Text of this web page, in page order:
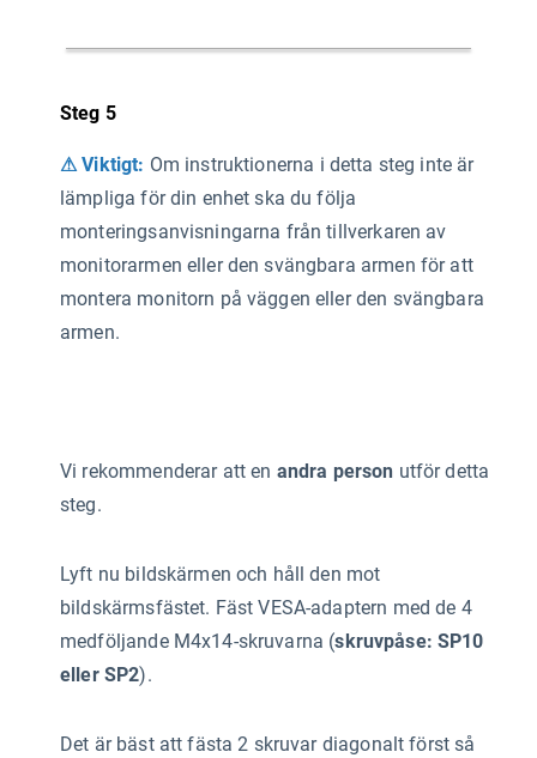
Steg 5
⚠ Viktigt: Om instruktionerna i detta steg inte är
lämpliga för din enhet ska du följa
monteringsanvisningarna från tillverkaren av
monitorarmen eller den svängbara armen för att
montera monitorn på väggen eller den svängbara
armen.
Vi rekommenderar att en andra person utför detta
steg.
Lyft nu bildskärmen och håll den mot
bildskärmsfästet. Fäst VESA-adaptern med de 4
medföljande M4x14-skruvarna (skruvpåse: SP10
eller SP2).
Det är bäst att fästa 2 skruvar diagonalt först så